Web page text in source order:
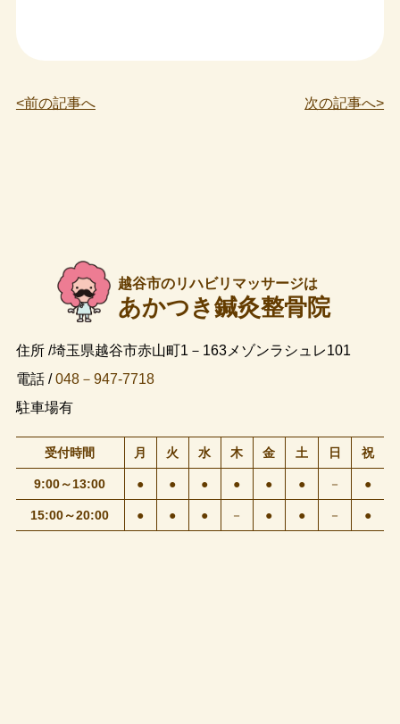
<前の記事へ 次の記事へ>
越谷市のリハビリマッサージは
あかつき鍼灸整骨院
住所 /埼玉県越谷市赤山町1－163メゾンラシュレ101
電話 /048－947-7718
駐車場有
受付時間 月 火 水 木 金 土 日 祝
9:00～13:00 ● ● ● ● ● ● － ●
15:00～20:00 ● ● ● － ● ● － ●